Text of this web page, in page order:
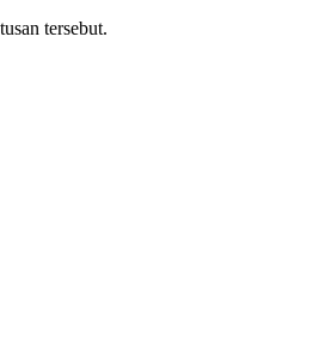
tersebut.